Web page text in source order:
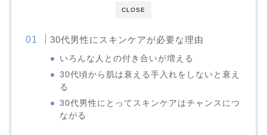
CLOSE
30代男性にスキンケアが必要な理由
いろんな人との付き合いが増える
30代頃から肌は衰える手入れをしないと衰え
る
30代男性にとってスキンケアはチャンスにつ
ながる